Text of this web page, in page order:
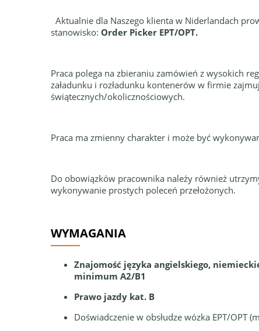
Aktualnie dla Naszego klienta w Niderlandach
stanowisko: Order Picker EPT/OPT.
Praca polega na zbieraniu zamówień z wysokich
załadunku i rozładunku kontenerów w firmie
świątecznych/okolicznościowych.
Praca ma zmienny charakter i może być
Do obowiązków pracownika należy również
wykonywanie prostych poleceń przełożonych.
WYMAGANIA
Znajomość języka angielskiego,
minimum A2/B1
Prawo jazdy kat. B
Doświadczenie w obsłudze wózka EPT/OPT